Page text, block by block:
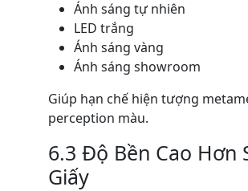
Ánh sáng tự nhiên
LED trắng
Ánh sáng vàng
Ánh sáng showroom
Giúp hạn chế hiện tượng
perception màu.
6.3 Độ Bền Cao Hơn
Giấy